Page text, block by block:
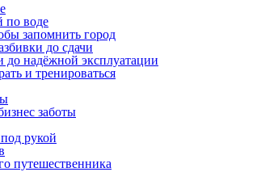
по воде
запомнить город
до сдачи
до надёжной эксплуатации
и тренироваться
заботы
рукой
путешественника